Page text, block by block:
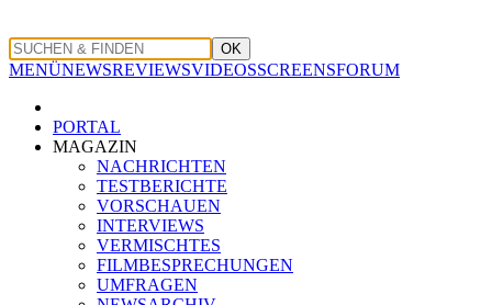
OK
MENÜNEWSREVIEWSVIDEOSSCREENSFORUM
PORTAL
MAGAZIN
NACHRICHTEN
TESTBERICHTE
VORSCHAUEN
INTERVIEWS
VERMISCHTES
FILMBESPRECHUNGEN
UMFRAGEN